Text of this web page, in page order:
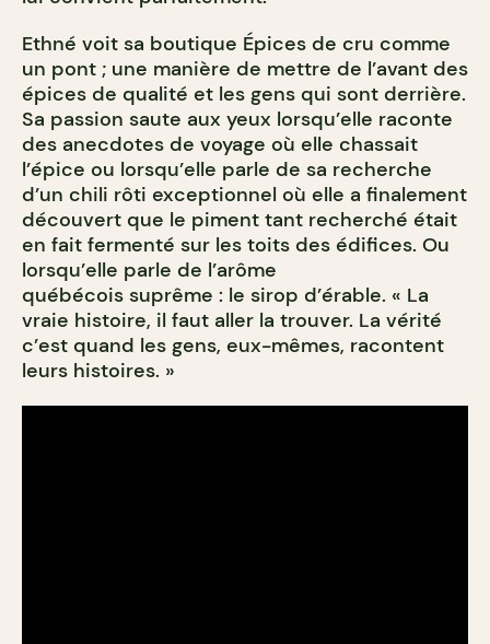
Ethné voit sa boutique Épices de cru comme
un pont ; une manière de mettre de l’avant des
épices de qualité et les gens qui sont derrière.
Sa passion saute aux yeux lorsqu’elle raconte
des anecdotes de voyage où elle chassait
l’épice ou lorsqu’elle parle de sa recherche
d’un chili rôti exceptionnel où elle a finalement
découvert que le piment tant recherché était
en fait fermenté sur les toits des édifices. Ou
lorsqu’elle parle de l’arôme
québécois suprême : le sirop d’érable. « La
vraie histoire, il faut aller la trouver. La vérité
c’est quand les gens, eux-mêmes, racontent
leurs histoires. »